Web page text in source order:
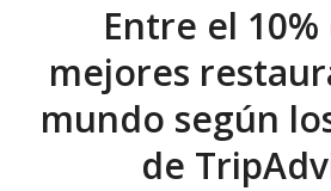
Entre el
mejores
mundo según
de